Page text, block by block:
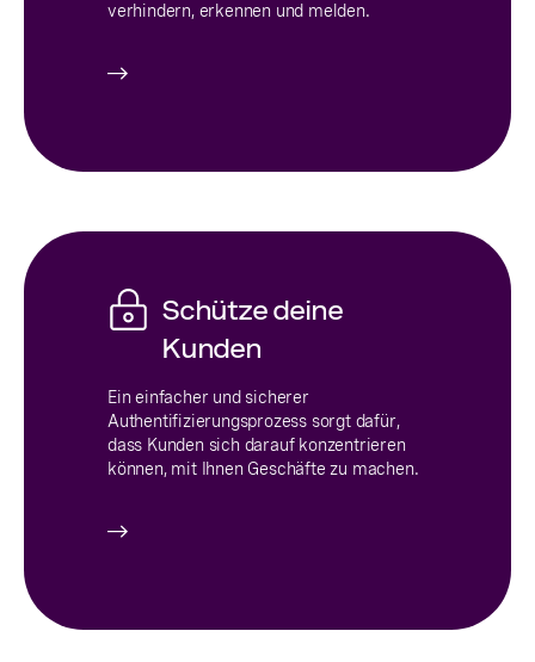
verhindern, erkennen und melden.
Schütze deine
Kunden
Ein einfacher und sicherer
Authentifizierungsprozess sorgt dafür,
dass Kunden sich darauf konzentrieren
können, mit Ihnen Geschäfte zu machen.